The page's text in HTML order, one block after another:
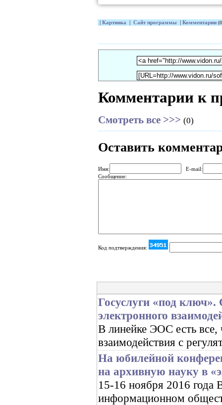
Картинка Сайт программы Комментарии
Комментарии к
Смотреть все >>> (0)
Оставить
Имя:
E-mail:
Сообщение:
Код подтверждения:
Госуслуги «под
электронного
В линейке ЭОС есть все,
взаимодействия с
На юбилейной
на архивную науку в
15-16 ноября 2016
информационном